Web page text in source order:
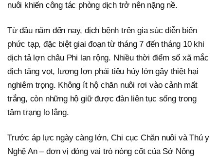
nuôi khiến công tác phòng dịch trở nên nặng nề.
Từ đầu năm đến nay, dịch bệnh trên gia súc diễn biến
phức tạp, đặc biệt giai đoạn từ tháng 7 đến tháng 10 khi
dịch tả lợn châu Phi lan rộng. Nhiều thời điểm số xã mắc
dịch tăng vọt, lượng lợn phải tiêu hủy lớn gây thiệt hại
nghiêm trọng. Không ít hộ chăn nuôi rơi vào cảnh mất
trắng, còn những hộ giữ được đàn liên tục sống trong
tâm trạng lo lắng.
Trước áp lực ngày càng lớn, Chi cục Chăn nuôi và Thú y
Nghệ An – đơn vị đóng vai trò nòng cốt của Sở Nông